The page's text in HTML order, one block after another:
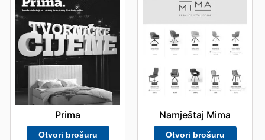
Prima
Otvori brošuru
Namještaj Mima
Otvori brošuru